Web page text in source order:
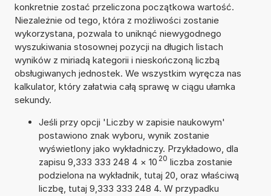
konkretnie zostać przeliczona początkowa wartość.
Niezależnie od tego, która z możliwości zostanie
wykorzystana, pozwala to uniknąć niewygodnego
wyszukiwania stosownej pozycji na długich listach
wyników z miriadą kategorii i nieskończoną liczbą
obsługiwanych jednostek. We wszystkim wyręcza nas
kalkulator, który załatwia całą sprawę w ciągu ułamka
sekundy.
Jeśli przy opcji 'Liczby w zapisie naukowym'
postawiono znak wyboru, wynik zostanie
wyświetlony jako wykładniczy. Przykładowo, dla
zapisu 9,333 333 248 4 × 10 20 liczba zostanie
podzielona na wykładnik, tutaj 20, oraz właściwą
liczbę, tutaj 9,333 333 248 4. W przypadku